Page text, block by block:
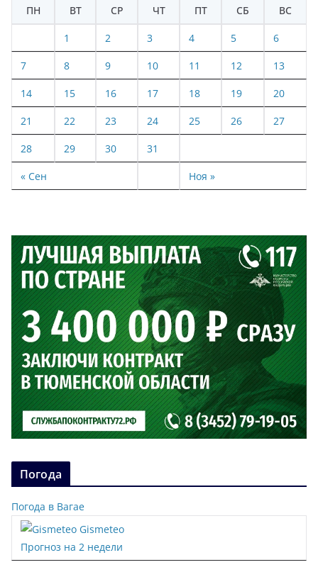
ПН
ВТ СР ЧТ ПТ СБ ВС
« Сен Ноя »
1 2 3 4 5 6
7 8 9 10 11 12 13
14 15 16 17 18 19 20
21 22 23 24 25 26 27
28 29 30 31
Погода
Погода в Вагае
Gismeteo
Прогноз на 2 недели